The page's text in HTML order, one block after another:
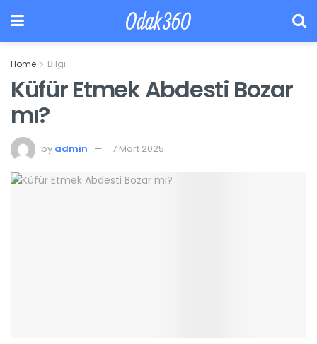
Odak360
Home Bilgi
Küfür Etmek Abdesti Bozar
mı?
by admin 7 Mart 2025